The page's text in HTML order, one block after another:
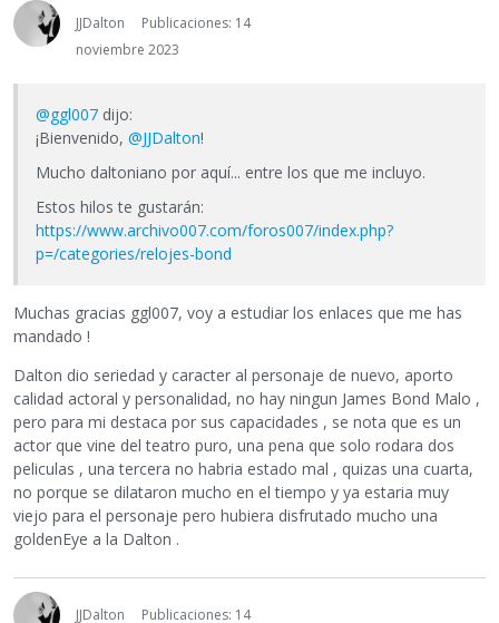
JJDalton
Publicaciones: 14
noviembre 2023
@ggl007 dijo:
¡Bienvenido, @JJDalton!
Mucho daltoniano por aquí... entre los que me incluyo.
Estos hilos te gustarán:
https://www.archivo007.com/foros007/index.php?
p=/categories/relojes-bond
Muchas gracias ggl007, voy a estudiar los enlaces que me has
mandado !
Dalton dio seriedad y caracter al personaje de nuevo, aporto
calidad actoral y personalidad, no hay ningun James Bond Malo ,
pero para mi destaca por sus capacidades , se nota que es un
actor que vine del teatro puro, una pena que solo rodara dos
peliculas , una tercera no habria estado mal , quizas una cuarta,
no porque se dilataron mucho en el tiempo y ya estaria muy
viejo para el personaje pero hubiera disfrutado mucho una
goldenEye a la Dalton .
JJDalton Publicaciones: 14